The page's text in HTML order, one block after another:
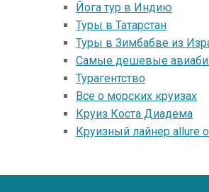
Йога тур в Индию
Туры в Татарстан
Туры в Зимбабве из
Самые дешевые
Турагентство
Все о морских круизах
Круиз Коста Диадема
Круизный лайнер allure